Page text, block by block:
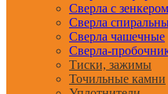
Сверла с
Сверла
Сверла чашечные
Сверла-
Тиски, зажимы
Точильные камни